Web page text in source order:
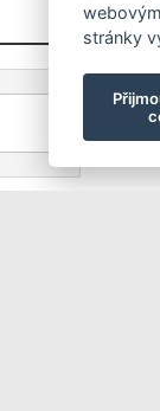
stránky